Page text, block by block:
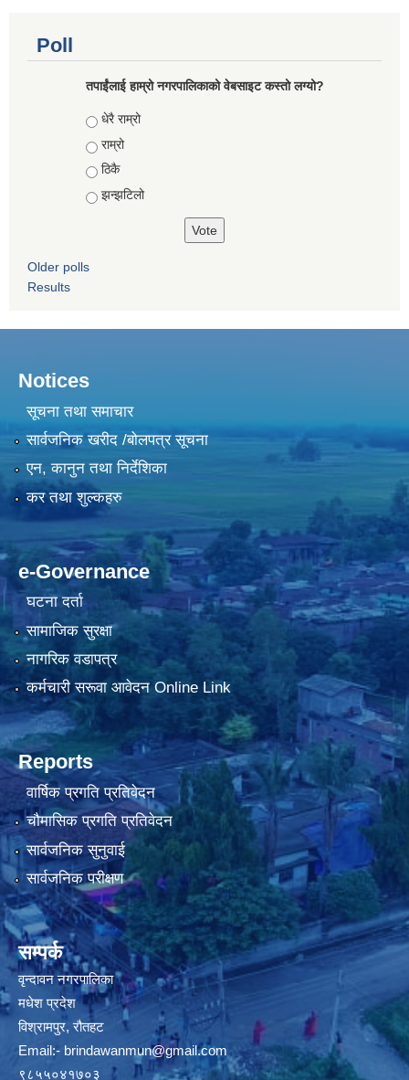
Poll
तपाईंलाई हाम्रो नगरपालिकाको वेबसाइट कस्तो लग्यो?
Choices
धेरै राम्रो
राम्रो
ठिकै
झन्झटिलो
Older polls
Results
Notices
सूचना तथा समाचार
सार्वजनिक खरीद /बोलपत्र सूचना
एन, कानुन तथा निर्देशिका
कर तथा शुल्कहरु
e-Governance
घटना दर्ता
सामाजिक सुरक्षा
नागरिक वडापत्र
कर्मचारी सरूवा आवेदन Online Link
Reports
वार्षिक प्रगति प्रतिवेदन
चौमासिक प्रगति प्रतिवेदन
सार्वजनिक सुनुवाई
सार्वजनिक परीक्षण
सम्पर्क
वृन्दावन नगरपालिका
मधेश प्रदेश
विश्रामपुर, रौतहट
Email:- brindawanmun@gmail.com
९८५५०४१७०३